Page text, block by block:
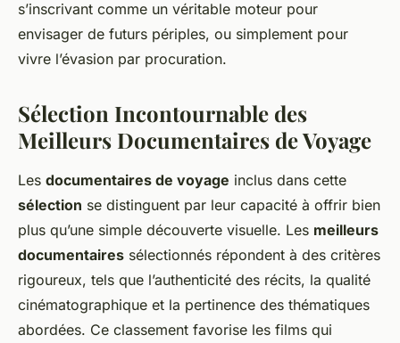
s’inscrivant comme un véritable moteur pour
envisager de futurs périples, ou simplement pour
vivre l’évasion par procuration.
Sélection Incontournable des
Meilleurs Documentaires de Voyage
Les documentaires de voyage inclus dans cette
sélection se distinguent par leur capacité à offrir bien
plus qu’une simple découverte visuelle. Les meilleurs
documentaires sélectionnés répondent à des critères
rigoureux, tels que l’authenticité des récits, la qualité
cinématographique et la pertinence des thématiques
abordées. Ce classement favorise les films qui